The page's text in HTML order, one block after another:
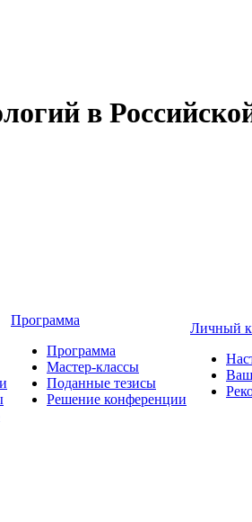
в
Программа
Программа
Мастер-классы
Поданные тезисы
Решение конференции
Личный